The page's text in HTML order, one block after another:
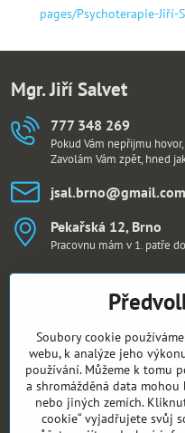
pages/Psychoterapie-
Mgr. Jiří Salvet
777 348 269
Pokud Vám nepřijmu
Zavolám Vám zpět, hned
jsal​.brno​@gmail​.com
Pekařská 12, Brno
Pracovnu mám v 1. patře
Sledujte mě i na:
Aktuální kurzy
Kurz asertivní komunikace
Soubory cookie
webu, k analýze jeho
používání. Můžeme k tomu
a shromážděná data mohou
nebo jiných zemích.
cookie“ vyjadřujete svůj